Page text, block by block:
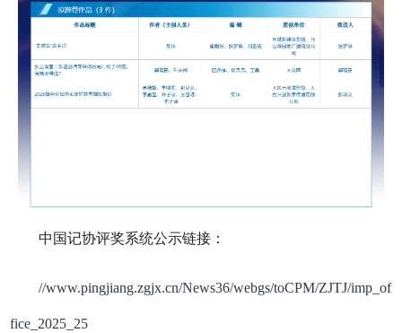
中国记协评奖系统公示链接：
//www.pingjiang.zgjx.cn/News36/webgs/toCPM/ZJTJ/imp_of
fice_2025_25